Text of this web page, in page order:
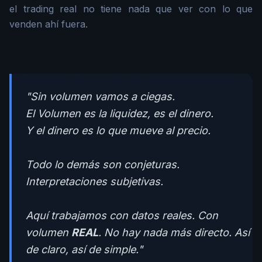
el trading real no tiene nada que ver con lo que
venden ahí fuera.
"Sin volumen vamos a ciegas.
El Volumen es la liquidez, es el dinero.
Y el dinero es lo que mueve al precio.
Todo lo demás son conjeturas.
Interpretaciones subjetivas.
Aquí trabajamos con datos reales. Con
volumen REAL. No hay nada más directo. Así
de claro, así de simple."